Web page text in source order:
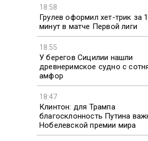
18:58
Грулев оформил хет-трик за
минут в матче Первой лиги
18:55
У берегов Сицилии нашли
древнеримское судно с
амфор
18:47
Клинтон: для Трампа
благосклонность Путина
Нобелевской премии мира